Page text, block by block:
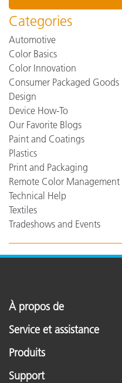
Categories
Automotive
Color Basics
Color Innovation
Consumer Packaged Goods
Design
Device How-To
Our Favorite Blogs
Paint and Coatings
Plastics
Print and Packaging
Remote Color Management
Technical Help
Textiles
Tradeshows and Events
À propos de
Service et assistance
Produits
Support